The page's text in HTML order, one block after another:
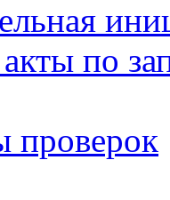
по
проверок